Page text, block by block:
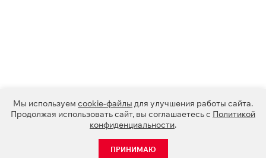
Мы используем cookie-файлы для улучшения работы сайта.
Продолжая использовать сайт, вы соглашаетесь с Политикой
конфиденциальности.
ПРИНИМАЮ